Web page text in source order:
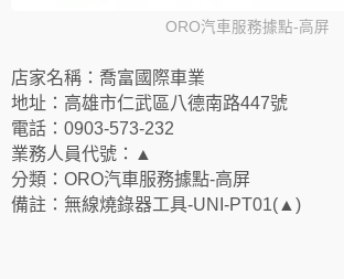
ORO汽車服務據點-高屏
店家名稱：喬富國際車業
地址：高雄市仁武區八德南路447號
電話：0903-573-232
業務人員代號：▲
分類：ORO汽車服務據點-高屏
備註：無線燒錄器工具-UNI-PT01(▲)